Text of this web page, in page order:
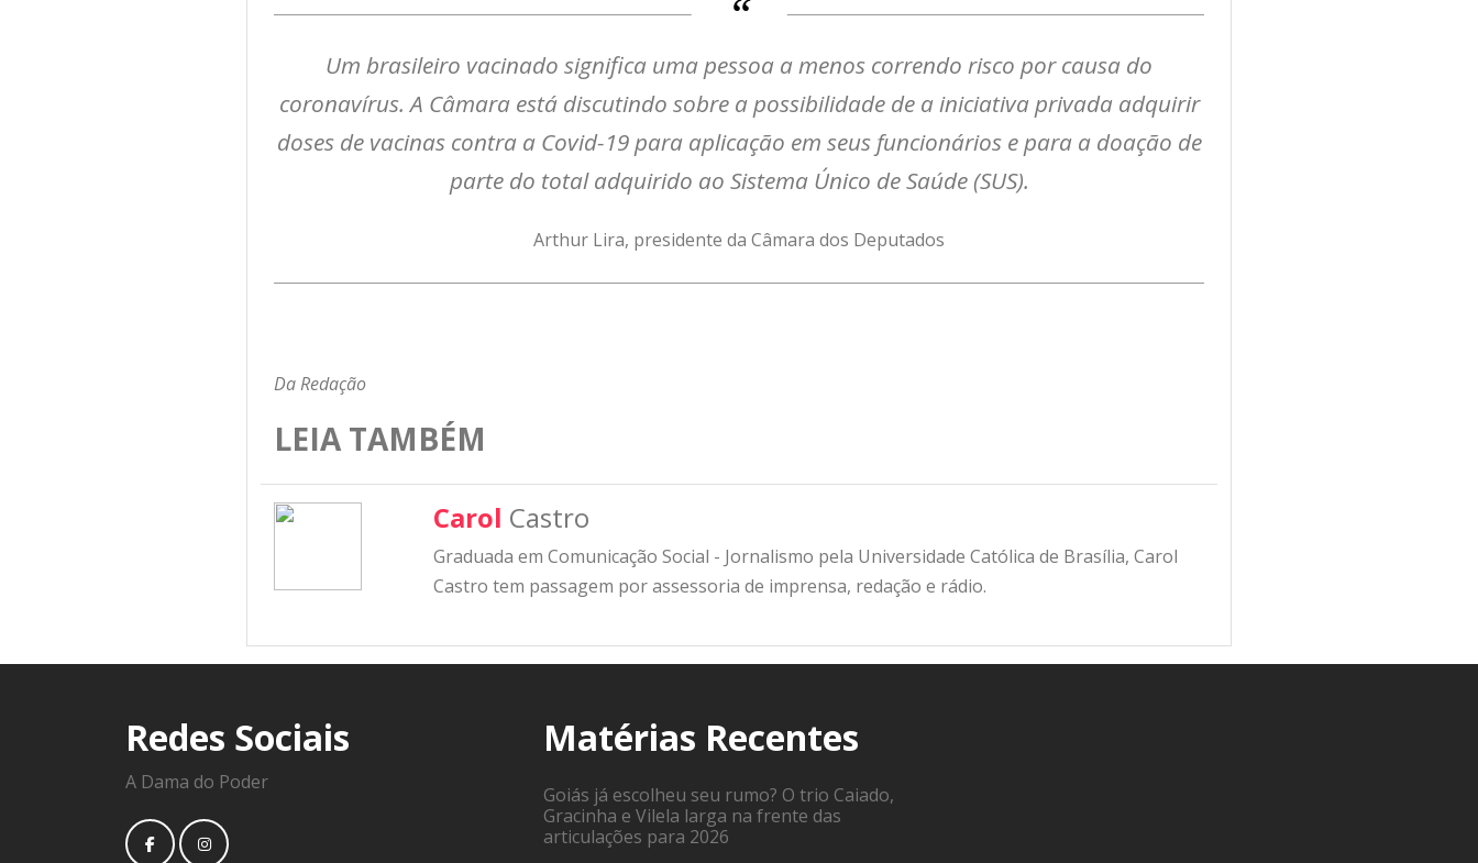
Um brasileiro vacinado significa uma pessoa a menos correndo risco por causa do
coronavírus. A Câmara está discutindo sobre a possibilidade de a iniciativa privada adquirir
doses de vacinas contra a Covid-19 para aplicação em seus funcionários e para a doação de
parte do total adquirido ao Sistema Único de Saúde (SUS).
Arthur Lira, presidente da Câmara dos Deputados
Da Redação
LEIA TAMBÉM
Carol Castro
Graduada em Comunicação Social - Jornalismo pela Universidade Católica de Brasília, Carol
Castro tem passagem por assessoria de imprensa, redação e rádio.
Redes Sociais
A Dama do Poder
Matérias Recentes
Goiás já escolheu seu rumo? O trio Caiado,
Gracinha e Vilela larga na frente das
articulações para 2026